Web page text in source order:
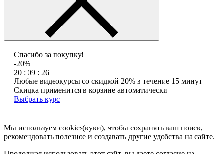
Спасибо за покупку!
-20%
20 : 09 : 26
Любые видеокурсы со скидкой 20% в течение 15 минут
Скидка применится в корзине автоматически
Выбрать курс
Мы используем cookies(куки), чтобы сохранять ваш поиск,
рекомендовать полезное и создавать другие удобства на сайте.